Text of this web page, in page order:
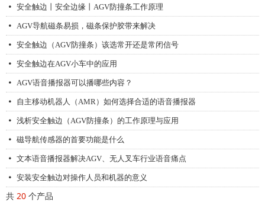
共 20 个产品
넸 安全触边丨安全边缘丨AGV防撞条工作原理
넸 AGV导航磁条易损，磁条保护胶带来解决
넸 安全触边（AGV防撞条）该选常开还是常闭信号
넸 安全触边在AGV小车中的应用
넸 AGV语音播报器可以播哪些内容？
넸 自主移动机器人（AMR）如何选择合适的语音播报器
넸 浅析安全触边（AGV防撞条）的工作原理与应用
넸 磁导航传感器的首要功能是什么
넸 文本语音播报器解决AGV、无人叉车行业语音痛点
넸 安装安全触边对操作人员和机器的意义
넸 无线呼叫器的推广与发展